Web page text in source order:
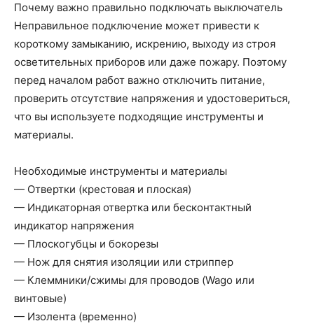
Почему важно правильно подключать выключатель
Неправильное подключение может привести к
короткому замыканию, искрению, выходу из строя
осветительных приборов или даже пожару. Поэтому
перед началом работ важно отключить питание,
проверить отсутствие напряжения и удостовериться,
что вы используете подходящие инструменты и
материалы.
Необходимые инструменты и материалы
— Отвертки (крестовая и плоская)
— Индикаторная отвертка или бесконтактный
индикатор напряжения
— Плоскогубцы и бокорезы
— Нож для снятия изоляции или стриппер
— Клеммники/сжимы для проводов (Wago или
винтовые)
— Изолента (временно)